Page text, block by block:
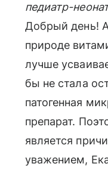
педиатр-
Добрый день!
природе
лучше
бы не стала
патогенная
препарат.
является
уважением,